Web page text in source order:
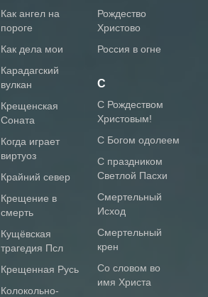
Как ангел на
пороге
Как дела мои
Карадагский
вулкан
Крещенская
Соната
Когда играет
виртуоз
Крайний север
Крещение в
смерть
Кущёвская
трагедия Псл
Крещенная Русь
Колокольно-
Рождество
Христово
Россия в огне
С
С Рождеством
Христовым!
С Богом одолеем
С праздником
Светлой Пасхи
Смертельный
Исход
Смертельный
крен
Со словом во
имя Христа